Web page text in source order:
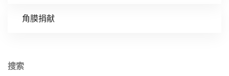
角膜捐献
搜索